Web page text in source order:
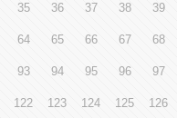
35 36 37 38 39
64 65 66 67 68
93 94 95 96 97
122 123 124 125 126